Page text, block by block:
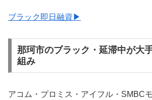
ブラック即日融資▶
那珂市のブラック・延滞中が大
組み
アコム・プロミス・アイフル・SMBC